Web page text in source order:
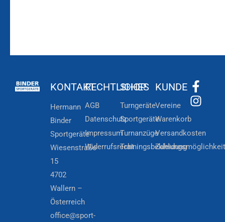
KONTAKT
Hermann
Binder
Sportgeräte
Wiesenstraße
15
4702
Wallern –
Österreich
office@sport-
RECHTLICHES
AGB
Datenschutz
Impressum
Widerrufsrecht
SHOP
Turngeräte
Sportgeräte
Turnanzüge
Trainingsbekleidung
KUNDE
Vereine
Warenkorb
Versandkosten